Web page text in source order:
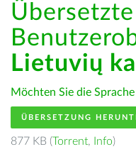
Übersetzte
Lietuvių
Möchten Sie die
ÜBERSETZUNG
877 KB (Torrent, Info)